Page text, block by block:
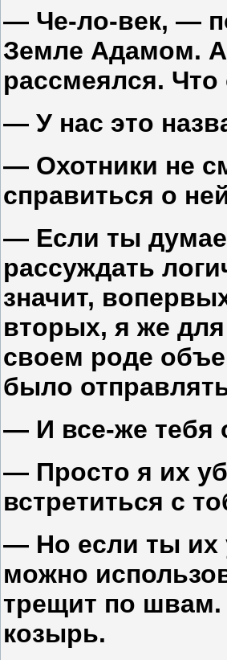
— Че-ло-век, —
Земле Адамом.
рассмеялся. Что
— У нас это
— Охотники не
справиться о
— Если ты
рассуждать
значит,
вторых, я же
своем роде
было
— И все-же тебя
— Просто я их
встретиться с
— Но если ты их
можно
трещит по
козырь.